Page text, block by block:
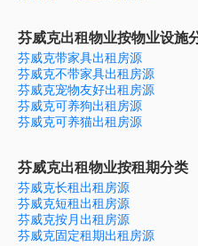
芬威克出租物业按物业设施
芬威克带家具出租房源
芬威克不带家具出租房源
芬威克宠物友好出租房源
芬威克可养狗出租房源
芬威克可养猫出租房源
芬威克出租物业按租期分类
芬威克长租出租房源
芬威克短租出租房源
芬威克按月出租房源
芬威克固定租期出租房源